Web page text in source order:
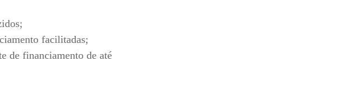
facilitadas;
de financiamento de até